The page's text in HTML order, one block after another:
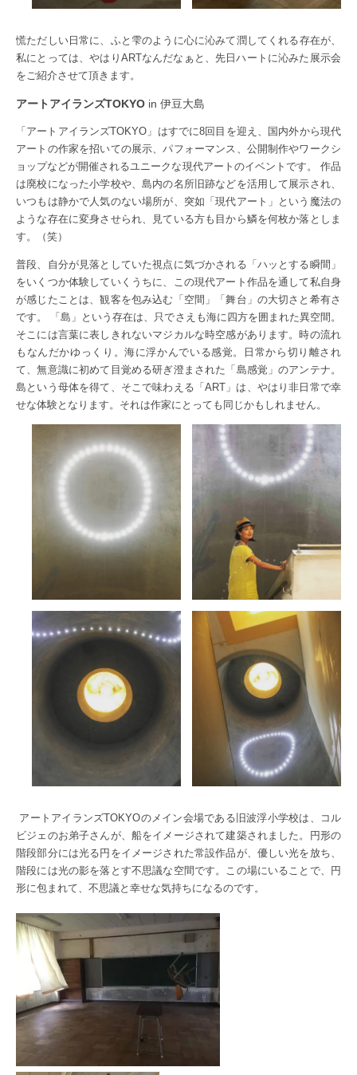
慌ただしい日常に、ふと雫のように心に沁みて潤してくれる存在が、
私にとっては、やはりARTなんだなぁと、先日ハートに沁みた展示会
をご紹介させて頂きます。
アートアイランズTOKYO in 伊豆大島
「アートアイランズTOKYO」はすでに8回目を迎え、国内外から現代
アートの作家を招いての展示、パフォーマンス、公開制作やワークシ
ョップなどが開催されるユニークな現代アートのイベントです。 作品
は廃校になった小学校や、島内の名所旧跡などを活用して展示され、
いつもは静かで人気のない場所が、突如「現代アート」という魔法の
ような存在に変身させられ、見ている方も目から鱗を何枚か落としま
す。（笑）
普段、自分が見落としていた視点に気づかされる「ハッとする瞬間」
をいくつか体験していくうちに、この現代アート作品を通して私自身
が感じたことは、観客を包み込む「空間」「舞台」の大切さと希有さ
です。 「島」という存在は、只でさえも海に四方を囲まれた異空間。
そこには言葉に表しきれないマジカルな時空感があります。時の流れ
もなんだかゆっくり。海に浮かんでいる感覚。日常から切り離され
て、無意識に初めて目覚める研ぎ澄まされた「島感覚」のアンテナ。
島という母体を得て、そこで味わえる「ART」は、やはり非日常で幸
せな体験となります。それは作家にとっても同じかもしれません。
アートアイランズTOKYOのメイン会場である旧波浮小学校は、コル
ビジェのお弟子さんが、船をイメージされて建築されました。円形の
階段部分には光る円をイメージされた常設作品が、優しい光を放ち、
階段には光の影を落とす不思議な空間です。この場にいることで、円
形に包まれて、不思議と幸せな気持ちになるのです。